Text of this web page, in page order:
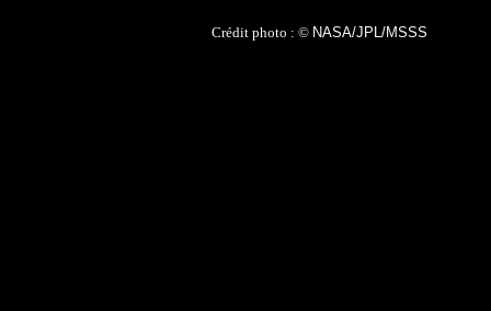
Crédit photo : © NASA/JPL/MSSS